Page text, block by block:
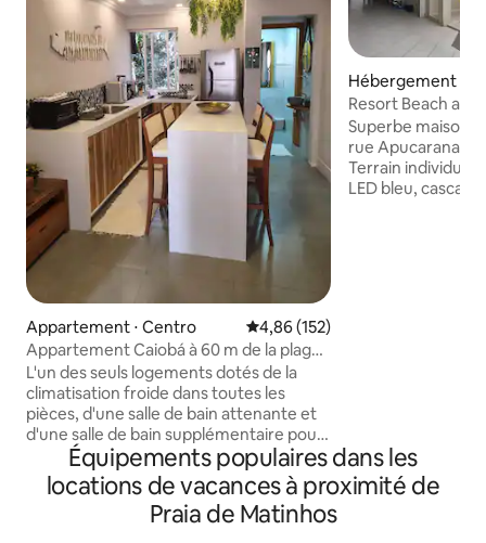
Appartement ⋅ Centro Évaluation moyenne sur la
4,86 (152)
Appartement Caiobá à 60 m de la plage,
air, gar, 2 Q, suite
L'un des seuls logements dotés de la
climatisation froide dans toutes les
pièces, d'une salle de bain attenante et
d'une salle de bain supplémentaire pour
les invités. De la place pour deux
environnements : Réfrigérateur, plaque
de cuisson à induction, filtre à eau,
télévision 42. Suite ; lit double.
Hébergement ⋅
Resort Beach and
Praia de Matinhos
Superbe maison
rue Apucarana,
Terrain individuel,
LED bleu,
compagnie.
Équipements populaires dans les
locations de vacances à proximité de
Praia de Matinhos